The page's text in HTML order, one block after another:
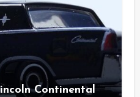
Continental